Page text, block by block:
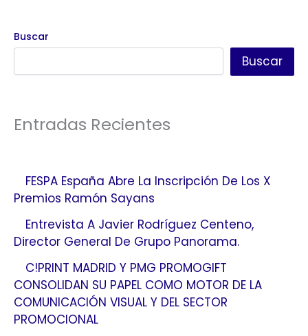
Buscar
Buscar
Entradas Recientes
FESPA España Abre La Inscripción De Los X
Premios Ramón Sayans
Entrevista A Javier Rodríguez Centeno,
Director General De Grupo Panorama.
C!PRINT MADRID Y PMG PROMOGIFT
CONSOLIDAN SU PAPEL COMO MOTOR DE LA
COMUNICACIÓN VISUAL Y DEL SECTOR
PROMOCIONAL